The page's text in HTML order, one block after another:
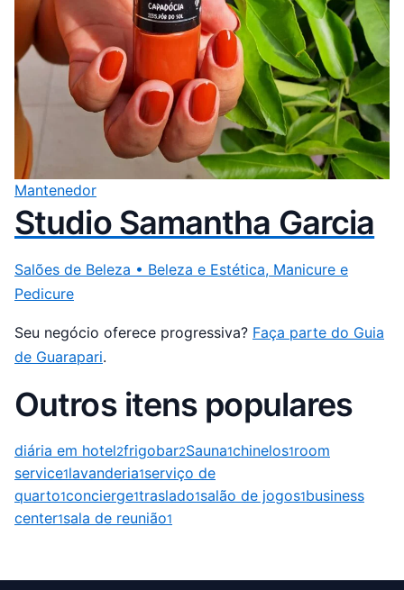
Mantenedor
Studio Samantha Garcia
Salões de Beleza • Beleza e Estética, Manicure e
Pedicure
Seu negócio oferece progressiva? Faça parte do Guia
de Guarapari.
Outros itens populares
diária em hotel2frigobar2Sauna1chinelos1room
service1lavanderia1serviço de
quarto1concierge1traslado1salão de jogos1business
center1sala de reunião1